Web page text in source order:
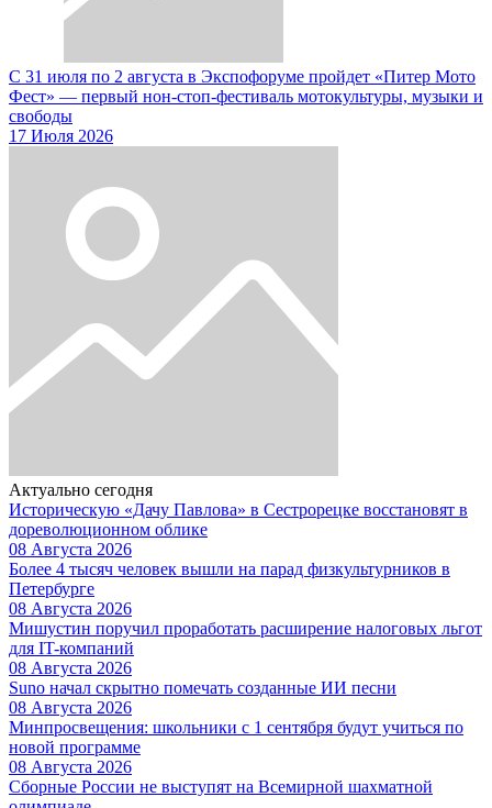
С 31 июля по 2 августа в Экспофоруме пройдет «Питер Мото
Фест» — первый нон-стоп-фестиваль мотокультуры, музыки и
свободы
17 Июля 2026
Актуально сегодня
Историческую «Дачу Павлова» в Сестрорецке восстановят в
дореволюционном облике
08 Августа 2026
Более 4 тысяч человек вышли на парад физкультурников в
Петербурге
08 Августа 2026
Мишустин поручил проработать расширение налоговых льгот
для IT-компаний
08 Августа 2026
Suno начал скрытно помечать созданные ИИ песни
08 Августа 2026
Минпросвещения: школьники с 1 сентября будут учиться по
новой программе
08 Августа 2026
Сборные России не выступят на Всемирной шахматной